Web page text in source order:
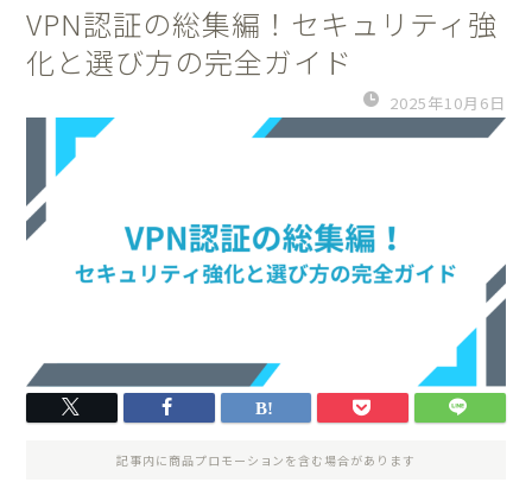
VPN認証の総集編！セキュリティ強
化と選び方の完全ガイド
2025年10月6日
記事内に商品プロモーションを含む場合があります